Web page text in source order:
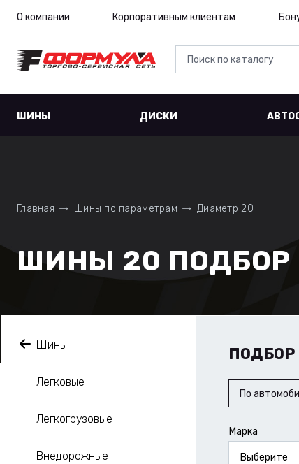
О компании Корпоративным клиентам
ШИНЫ ДИСКИ
Главная Шины по параметрам Диаметр 20
ШИНЫ 20 ПОДБОР
Шины
Легковые
Легкогрузовые
Внедорожные
По
Марка
Выберите